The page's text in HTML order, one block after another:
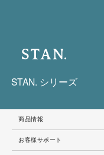
STAN. シリーズ
商品情報
お客様サポート